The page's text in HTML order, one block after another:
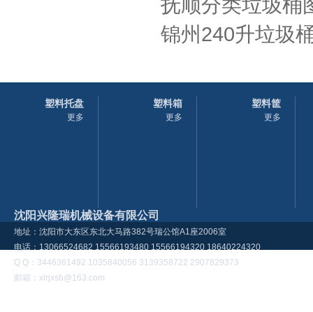
抚顺分类垃圾桶
锦州240升垃圾
塑料托盘
更多
塑料箱
更多
塑料筐
更多
沈阳兴隆瑞机械设备有限公司
地址：沈阳市大东区东北大马路382号瑞公馆A1座2006室
电话：13066524682 15566193480 15566194320 18640224320
Q Q：3446361492 1035840056 3139358722 2907829373
邮箱：xlrjxsb@163.com